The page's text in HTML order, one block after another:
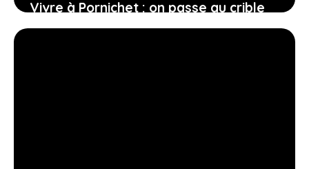
Vivre à Pornichet : on passe au crible
les meilleurs quartiers de la ville